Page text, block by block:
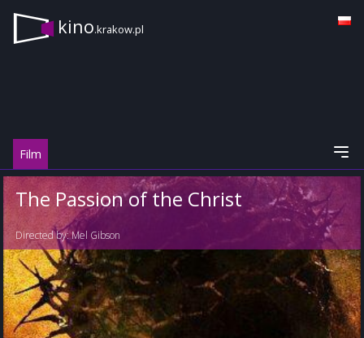
kino.krakow.pl
Film
The Passion of the Christ
Directed by:Mel Gibson